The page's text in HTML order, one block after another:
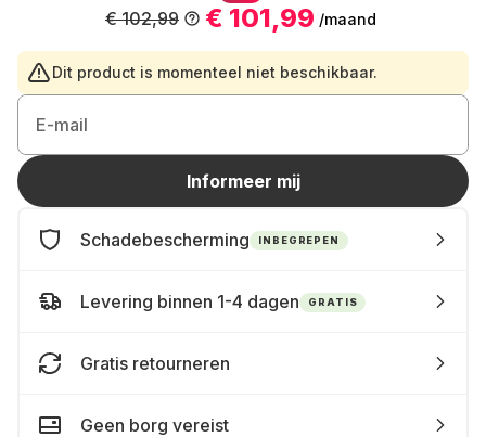
€ 101,99 /maand
€ 102,99
Dit product is momenteel niet beschikbaar.
E-mail
Informeer mij
Schadebescherming INBEGREPEN
Levering binnen 1-4 dagen GRATIS
Gratis retourneren
Geen borg vereist